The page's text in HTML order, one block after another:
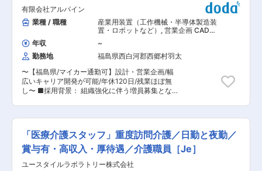
リアを築くことができます。 変更の範囲：会社の
定める業務
導するやりがいあるポジション： 品質問題への対
応だけでなく、サプライヤー監査や改善活動を通
じて品質向上を推進します。自らの提案や働きか
けによって製品品質の向上を実現できるため、大
きな達成感を得ることができます。 ■品質保証経
験をさらに広げられる環境： 業界経験は問いませ
ん。品質保証や品質管理、設計、生産技術の経験
を活かしながら、サプライヤーマネジメントや監
査業務など新たな専門性を身につけることが可能
です。 ■当社について： 当社はオリンパスグル
画像処理装置や光源装置の開発・製造、修理サー
ビスを担っています。世界トップクラスの内視鏡
ています。開発から製造、サービスまでを担う事
業基盤のもと、世界の医療を支える品質のプロフ
ェッショナルとして長期的なキャリアを築ける環
境です。 変更の範囲：会社の定める業務
システム管理 等 ■当社について： 当社は、東
証プライム上場企業、電子部品メーカー『太陽誘
電』のグループ会社です。2014年に太陽誘電株
式会社と資本業務提携を結び、2019年より太陽誘
電株式会社の完全子会社としてアルミニウム電解
コンデンサおよび電気二重層コンデンサを開発、
製造、販売しています。 グループ全体で２万人
超、単独でも２千人超の従業員を有し、世界の未
来を担う電子部品を開発・製造しています。 主力
製品である『ハイブリッドアルミ電解コンデン
サ』は、自動車・産業機器市場で重視される、耐
るコンデンサです。 当社事業は日本のみならず世
界中の人々の安心で充実した生活・未来を創る技
術として、またサステナブルの面でも高い需要と
信頼を得ており、今後ますます進化、発展するこ
有限会社アルパイン
業種 / 職種
産業用装置（工作機械・半導体製造装
置・ロボットなど） , 営業企画 CADオ
年収
~
勤務地
福島県西白河郡西郷村羽太
〜【福島県/マイカー通勤可】設計・営業企画/幅
広いキャリア開発が可能/年休120日/残業ほぼ無
し〜 ■採用背景： 組織強化に伴う増員募集とな
ウェア・人との連携によって価値を生み出す仕組
みを作り、「人や地域に喜ばれる会社」の深化と
「茨城・栃木への拠点拡大」を目指します。省エ
ネルギーや省人化が図れる自動芝刈機は官公庁や
大企業での導入が増加しており、製品の普及や供
給を通して持続可能な社会の実現に貢献するとと
「医療介護スタッフ」重度訪問介護／日勤と夜勤／
賞与有・高収入・厚待遇／介護職員［Je］
ユースタイルラボラトリー株式会社